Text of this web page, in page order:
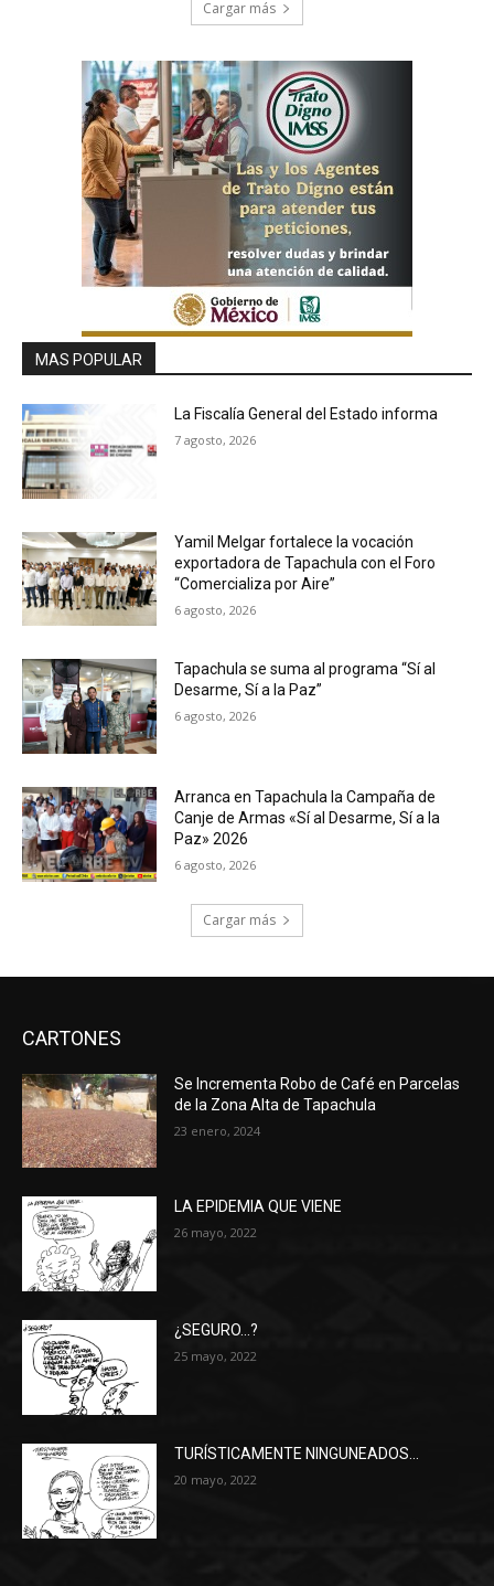
Cargar más
MAS POPULAR
La Fiscalía General del Estado informa
7 agosto, 2026
Yamil Melgar fortalece la vocación
exportadora de Tapachula con el Foro
“Comercializa por Aire”
6 agosto, 2026
Tapachula se suma al programa “Sí al
Desarme, Sí a la Paz”
6 agosto, 2026
Arranca en Tapachula la Campaña de
Canje de Armas «Sí al Desarme, Sí a la
Paz» 2026
6 agosto, 2026
Cargar más
CARTONES
Se Incrementa Robo de Café en Parcelas
de la Zona Alta de Tapachula
23 enero, 2024
LA EPIDEMIA QUE VIENE
26 mayo, 2022
¿SEGURO…?
25 mayo, 2022
TURÍSTICAMENTE NINGUNEADOS…
20 mayo, 2022